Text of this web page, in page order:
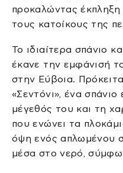
προκαλώντας
τους κατοίκους της
Το ιδιαίτερα σπάνιο
έκανε την εμφάνισή
στην Εύβοια.
«Σεντόνι», ένα σπάνιο
μέγεθός του και τη
που ενώνει τα
όψη ενός απλωμένου
μέσα στο νερό,